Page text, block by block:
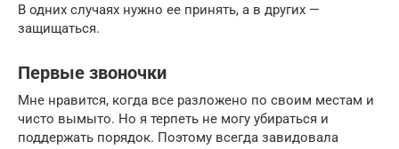
В одних случаях нужно ее принять, а в других —
защищаться.
Первые звоночки
Мне нравится, когда все разложено по своим местам и
чисто вымыто. Но я терпеть не могу убираться и
поддержать порядок. Поэтому всегда завидовала